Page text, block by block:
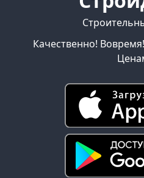
Качественно!